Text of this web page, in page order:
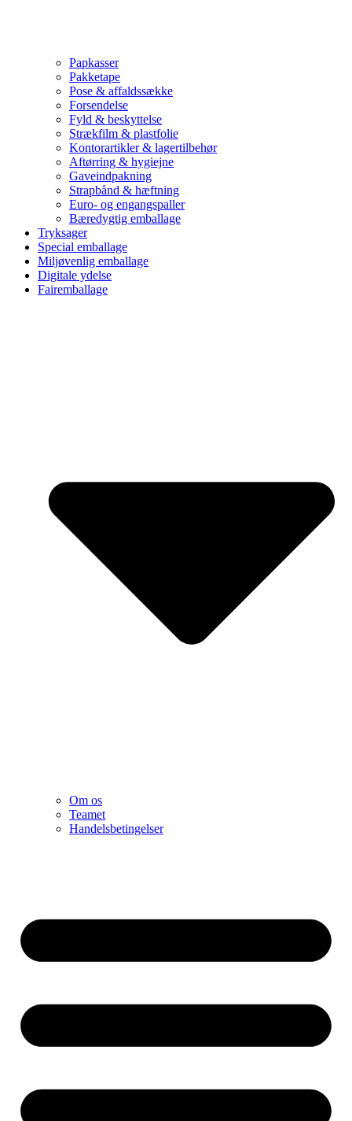
Papkasser
Pakketape
Pose & affaldssække
Forsendelse
Fyld & beskyttelse
Strækfilm & plastfolie
Kontorartikler & lagertilbehør
Aftørring & hygiejne
Gaveindpakning
Strapbånd & hæftning
Euro- og engangspaller
Bæredygtig emballage
Tryksager
Special emballage
Miljøvenlig emballage
Digitale ydelse
Fairemballage
Om os
Teamet
Handelsbetingelser